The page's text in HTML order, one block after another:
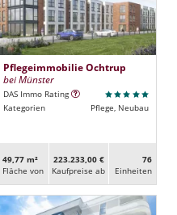
Pflegeimmobilie Ochtrup
bei Münster
DAS Immo Rating
Kategorien
Pflege, Neubau
49,77 m²
Fläche von
223.233,00 €
Kaufpreise ab
76
Ein­heiten